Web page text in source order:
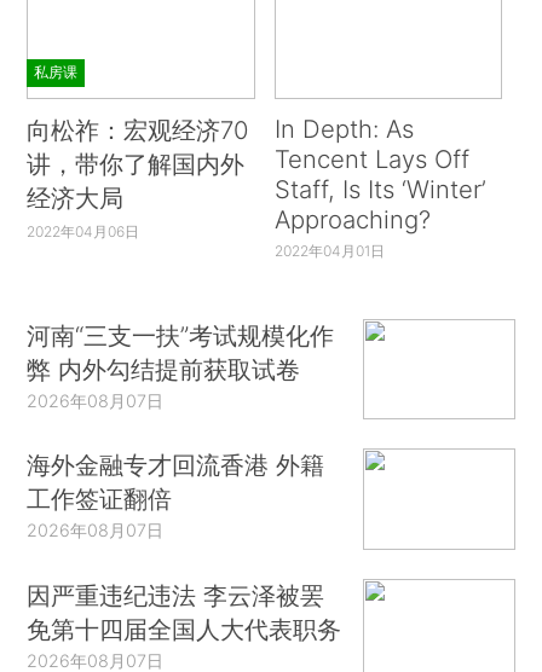
私房课
向松祚：宏观经济70
讲，带你了解国内外
经济大局
2022年04月06日
In Depth: As
Tencent Lays Off
Staff, Is Its ‘Winter’
Approaching?
2022年04月01日
河南“三支一扶”考试规模化作
弊 内外勾结提前获取试卷
2026年08月07日
海外金融专才回流香港 外籍
工作签证翻倍
2026年08月07日
因严重违纪违法 李云泽被罢
免第十四届全国人大代表职务
2026年08月07日